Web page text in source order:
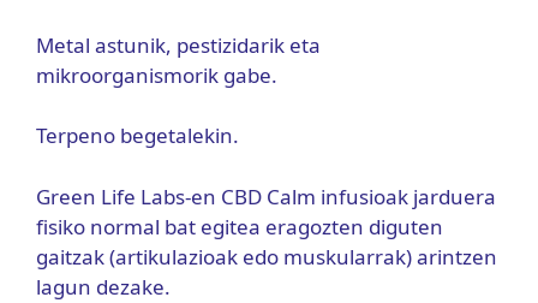
Metal astunik, pestizidarik eta
mikroorganismorik gabe.
Terpeno begetalekin.
Green Life Labs-en CBD Calm infusioak jarduera
fisiko normal bat egitea eragozten diguten
gaitzak (artikulazioak edo muskularrak) arintzen
lagun dezake.